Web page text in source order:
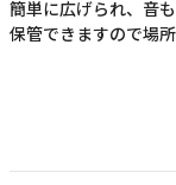
簡単に広げられ、音
保管できますので場